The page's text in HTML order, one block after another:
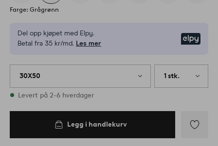
Farge: Grågrønn
Del opp kjøpet med Elpy.
Betal fra 35 kr/md. Les mer
30X50 1 stk.
På lager
Levert på 2-6 hverdager
Legg i handlekurv